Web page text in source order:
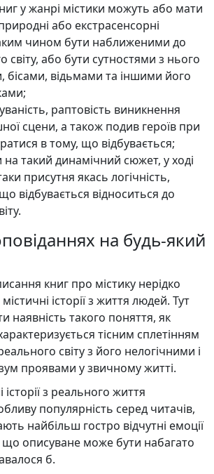
у жанрі містики можуть або мати
або екстрасенсорні
чином бути наближеними до
світу, або бути сутностями з нього
бісами, відьмами та іншими його
раптовість виникнення
сцени, а також подив героїв при
в тому, що відбувається;
такий динамічний сюжет, у ході
присутня якась логічність,
відбувається відноситься до
на будь-який
книг про містику нерідко
історії з життя людей. Тут
наявність такого поняття, як
тісним сплетінням
світу з його нелогічними і
проявами у звичному житті.
історії з реального життя
популярність серед читачів,
найбільш гостро відчутні емоції
що описуване може бути набагато
б.